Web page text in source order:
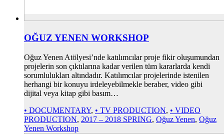
OĞUZ YENEN WORKSHOP
Oğuz Yenen Atölyesi’nde katılımcılar proje fikir oluşumundan
projelerin son çıktılarına kadar verilen tüm kararlarda kendi
sorumlulukları altındadır. Katılımcılar projelerinde istenilen
herhangi bir konuyu irdeleyebilmekle beraber, video gibi
dijital veya kitap gibi basım…
• DOCUMENTARY, • TV PRODUCTION, • VIDEO
PRODUCTION, 2017 – 2018 SPRING, Oğuz Yenen, Oğuz
Yenen Workshop